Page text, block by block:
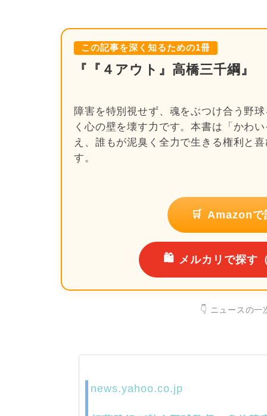
この記事を深く知るための1冊
『『４アウト』高橋三千綱』
障害を特別視せず、魂をぶつけ合う野
く心の壁を壊す力です。本書は「かわ
え、誰もが泥臭く全力で生きる権利と
す。
🛒 Amazonで
🛍️ メルカリで探す
👇 ニュースの一
news.yahoo.co.jp